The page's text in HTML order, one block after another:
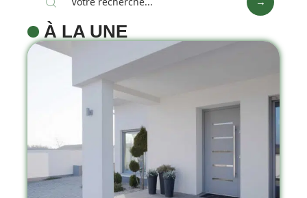
À LA UNE